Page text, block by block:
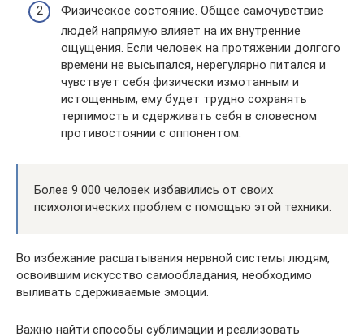
Физическое состояние. Общее самочувствие
людей напрямую влияет на их внутренние
ощущения. Если человек на протяжении долгого
времени не высыпался, нерегулярно питался и
чувствует себя физически измотанным и
истощенным, ему будет трудно сохранять
терпимость и сдерживать себя в словесном
противостоянии с оппонентом.
Более 9 000 человек избавились от своих
психологических проблем с помощью этой техники.
Во избежание расшатывания нервной системы людям,
освоившим искусство самообладания, необходимо
выливать сдерживаемые эмоции.
Важно найти способы сублимации и реализовать